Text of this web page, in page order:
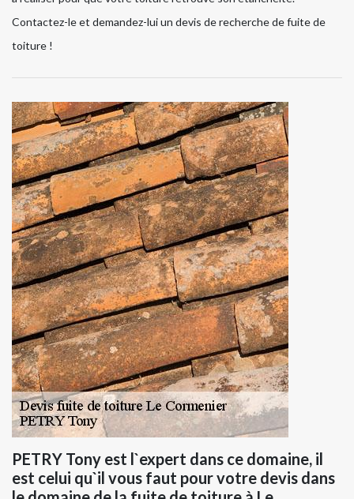
Contactez-le et demandez-lui un devis de recherche de fuite de
toiture !
PETRY Tony est l`expert dans ce domaine, il
est celui qu`il vous faut pour votre devis dans